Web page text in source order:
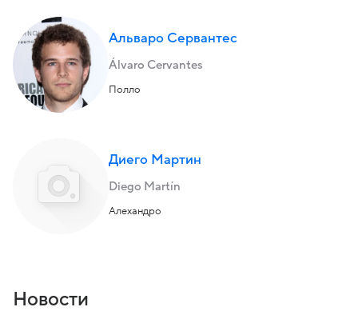
Альваро Сервантес
Álvaro Cervantes
Полло
Диего Мартин
Diego Martín
Алехандро
Новости